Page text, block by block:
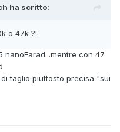
ha scritto:
o 47k ?!
nanoFarad...mentre con 47
taglio piuttosto precisa "sui